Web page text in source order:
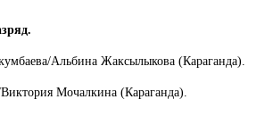
Альбина Жаксылыкова (Караганда).
Мочалкина (Караганда).